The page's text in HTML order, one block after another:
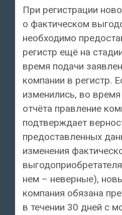
При регистрации
о фактическом
необходимо
регистр ещё на
время подачи
компании в регистр.
изменились, во
отчёта правление
подтверждает
предоставленных
изменения
нем – неверные),
компания обязана
в течении 30 дней с